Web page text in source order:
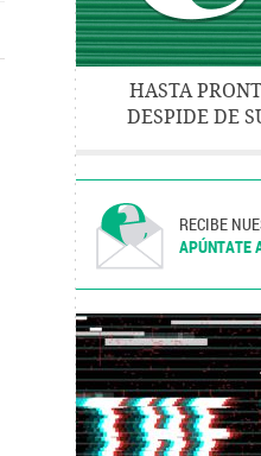
HASTA
DESPIDE DE
RECIBE
APÚNTATE